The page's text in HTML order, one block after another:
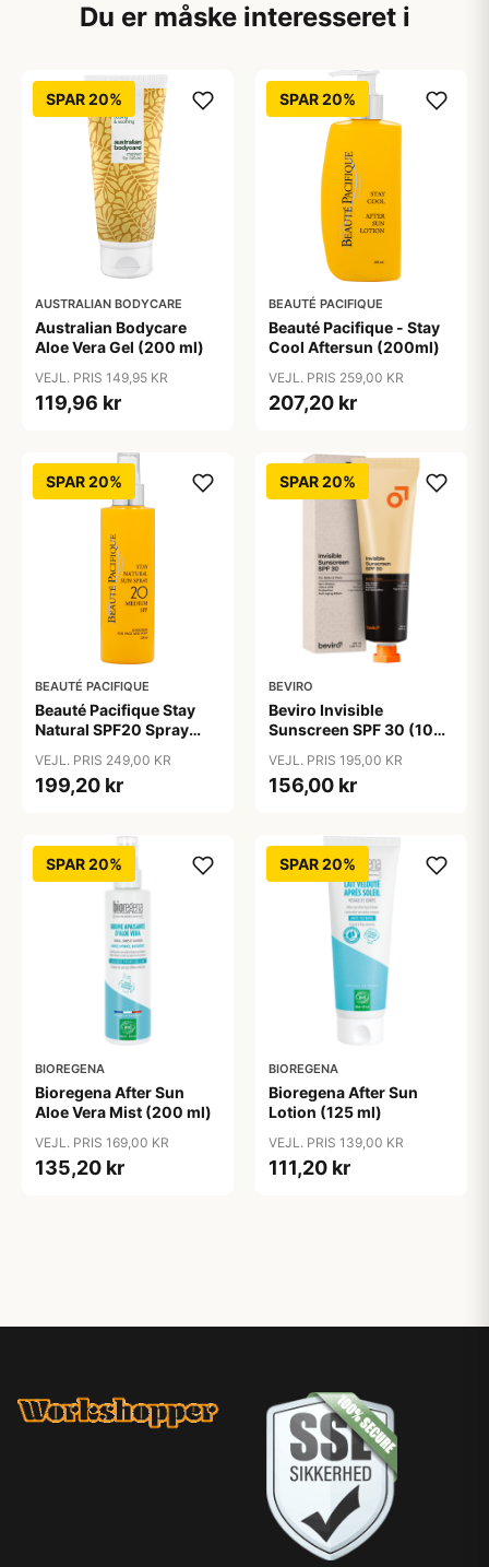
Du er måske interesseret i
SPAR 20%
AUSTRALIAN BODYCARE
Australian Bodycare
Aloe Vera Gel (200 ml)
VEJL. PRIS 149,95 KR
119,96 kr
SPAR 20%
BEAUTÉ PACIFIQUE
Beauté Pacifique - Stay
Cool Aftersun (200ml)
VEJL. PRIS 259,00 KR
207,20 kr
SPAR 20%
BEAUTÉ PACIFIQUE
Beauté Pacifique Stay
Natural SPF20 Spray
VEJL. PRIS 249,00 KR
199,20 kr
SPAR 20%
BEVIRO
Beviro Invisible
Sunscreen SPF 30 (100
VEJL. PRIS 195,00 KR
156,00 kr
SPAR 20%
BIOREGENA
Bioregena After Sun
Aloe Vera Mist (200 ml)
VEJL. PRIS 169,00 KR
135,20 kr
SPAR 20%
BIOREGENA
Bioregena After Sun
Lotion (125 ml)
VEJL. PRIS 139,00 KR
111,20 kr